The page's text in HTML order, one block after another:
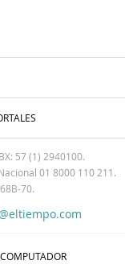
57 (1) 2940100.
01 8000 110 211.
70.